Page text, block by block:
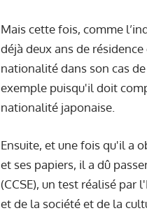
Mais cette fois, comme
déjà deux ans de
nationalité dans son cas
exemple puisqu'il doit
nationalité japonaise.
Ensuite, et une fois qu'il a
et ses papiers, il a dû
(CCSE), un test réalisé
et de la société et de la